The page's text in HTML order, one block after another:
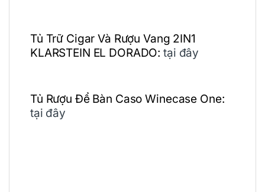
Tủ Trữ Cigar Và Rượu Vang 2IN1
KLARSTEIN EL DORADO: tại đây
Tủ Rượu Để Bàn Caso Winecase One:
tại đây